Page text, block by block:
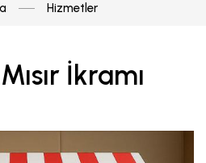
Hizmetler
İkramı